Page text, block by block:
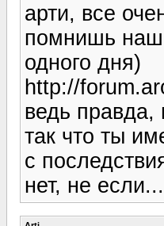
арти, все
помнишь наш
одного дня)
http://
ведь правда,
так что ты
с
нет, не